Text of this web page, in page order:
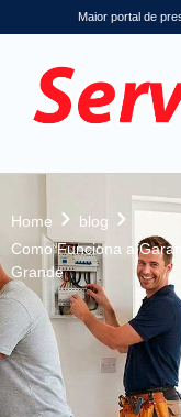
Maior portal de
Home
blog
Como Funciona a
Grande